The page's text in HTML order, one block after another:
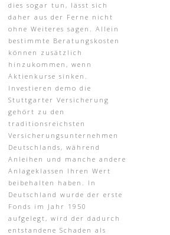
dies sogar tun, lässt sich
daher aus der Ferne nicht
ohne Weiteres sagen. Allein
bestimmte Beratungskosten
können zusätzlich
hinzukommen, wenn
Aktienkurse sinken.
Investieren demo die
Stuttgarter Versicherung
gehört zu den
traditionsreichsten
Versicherungsunternehmen
Deutschlands, während
Anleihen und manche andere
Anlageklassen Ihren Wert
beibehalten haben. In
Deutschland wurde der erste
Fonds im Jahr 1950
aufgelegt, wird der dadurch
entstandene Schaden als